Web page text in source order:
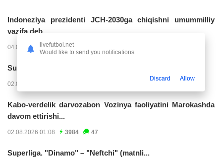
Indoneziya prezidenti JCH-2030ga chiqishni umummilliy
vazifa deb...
04.08.2026 02:11 14286
Superliga. “Buxoro” - “Lokomotiv”...
02.08.2026 03:08
Kabo-verdelik darvozabon Vozinya faoliyatini Marokashda
davom ettirishi...
02.08.2026 01:08 3984 47
Superliga. "Dinamo" – "Neftchi" (matnli...
livefutbol.net
Would like to send you notifications
Discard Allow